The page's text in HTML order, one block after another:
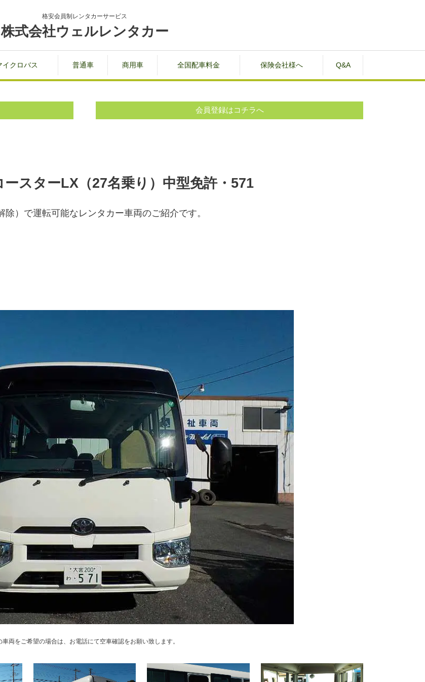
格安会員制レンタカーサービス
株式会社ウェルレンタカー
イクロバス 普通車 商用車 全国配車料金 保険会社様へ Q&A
会員登録はコチラへ
スターLX（27名乗り）中型免許・571
で運転可能なレンタカー車両のご紹介です。
車両をご希望の場合は、お電話にて空車確認をお願い致します。